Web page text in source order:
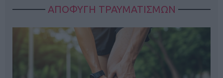
ΑΠΟΦΥΓΗ ΤΡΑΥΜΑΤΙΣΜΩΝ